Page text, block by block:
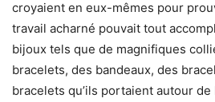
croyaient en eux-mêmes pour
travail acharné pouvait tout
bijoux tels que de magnifiques
bracelets, des bandeaux, des
bracelets qu’ils portaient autour